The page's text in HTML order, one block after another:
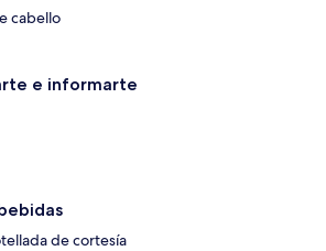
cabello
e informarte
de cortesía